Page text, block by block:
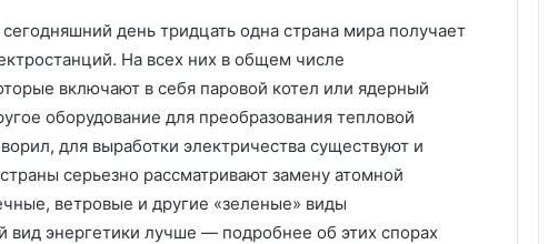
сегодняшний день тридцать одна страна мира получает
На всех них в общем числе
включают в себя паровой котел или ядерный
оборудование для преобразования тепловой
для выработки электричества существуют и
серьезно рассматривают замену атомной
ветровые и другие «зеленые» виды
вид энергетики лучше — подробнее об этих спорах